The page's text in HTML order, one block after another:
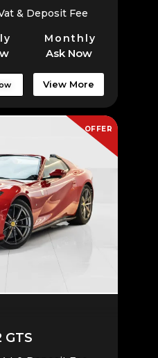
& Deposit Fee
Monthly
Ask Now
View More
OFFER
GTS